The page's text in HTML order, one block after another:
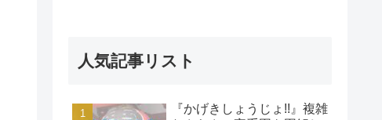
人気記事リスト
『かげきしょうじょ!!』複雑